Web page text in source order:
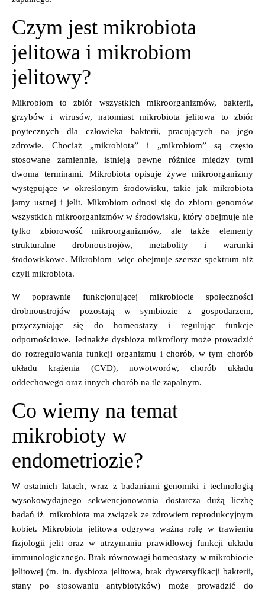
Czym jest mikrobiota
jelitowa i mikrobiom
jelitowy?
Mikrobiom to zbiór wszystkich mikroorganizmów, bakterii,
grzybów i wirusów, natomiast mikrobiota jelitowa to zbiór
poytecznych dla człowieka bakterii, pracujących na jego
zdrowie. Chociaż „mikrobiota” i „mikrobiom” są często
stosowane zamiennie, istnieją pewne różnice między tymi
dwoma terminami. Mikrobiota opisuje żywe mikroorganizmy
występujące w określonym środowisku, takie jak mikrobiota
jamy ustnej i jelit. Mikrobiom odnosi się do zbioru genomów
wszystkich mikroorganizmów w środowisku, który obejmuje nie
tylko zbiorowość mikroorganizmów, ale także elementy
strukturalne drobnoustrojów, metabolity i warunki
środowiskowe. Mikrobiom więc obejmuje szersze spektrum niż
czyli mikrobiota.
W poprawnie funkcjonującej mikrobiocie społeczności
drobnoustrojów pozostają w symbiozie z gospodarzem,
przyczyniając się do homeostazy i regulując funkcje
odpornościowe. Jednakże dysbioza mikroflory może prowadzić
do rozregulowania funkcji organizmu i chorób, w tym chorób
układu krążenia (CVD), nowotworów, chorób układu
oddechowego oraz innych chorób na tle zapalnym.
Co wiemy na temat
mikrobioty w
endometriozie?
W ostatnich latach, wraz z badaniami genomiki i technologią
wysokowydajnego sekwencjonowania dostarcza dużą liczbę
badań iż mikrobiota ma związek ze zdrowiem reprodukcyjnym
kobiet. Mikrobiota jelitowa odgrywa ważną rolę w trawieniu
fizjologii jelit oraz w utrzymaniu prawidłowej funkcji układu
immunologicznego. Brak równowagi homeostazy w mikrobiocie
jelitowej (m. in. dysbioza jelitowa, brak dywersyfikacji bakterii,
stany po stosowaniu antybiotyków) może prowadzić do